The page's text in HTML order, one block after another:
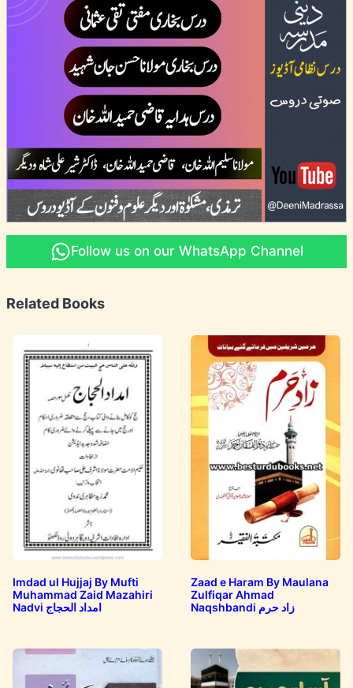
Follow us on our WhatsApp Channel
Related Books
Imdad ul Hujjaj By Mufti
Muhammad Zaid Mazahiri
Nadvi امداد الحجاج
Zaad e Haram By Maulana
Zulfiqar Ahmad
Naqshbandi زاد حرم